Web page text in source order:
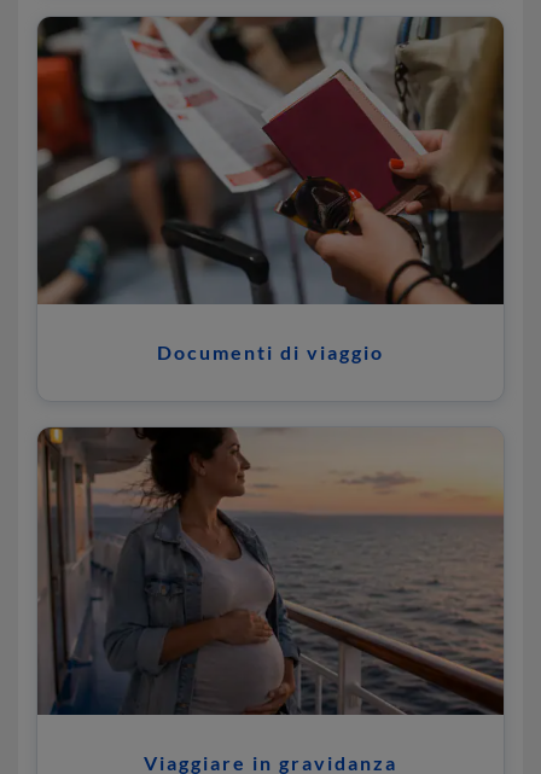
Documenti di viaggio
Viaggiare in gravidanza